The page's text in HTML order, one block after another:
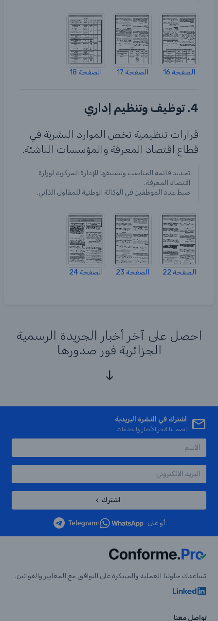
الصفحة 16 الصفحة 17 الصفحة 18
4. توظيف وتنظيم إداري
قرارات تنظيمية تخص الموارد البشرية في
قطاع اقتصاد المعرفة والمؤسسات الناشئة.
تحديد قائمة المناصب وتصنيفها للإدارة المركزية لوزارة
اقتصاد المعرفة.
ضبط عدد الموظفين في الوكالة الوطنية للمقاول الذاتي.
الصفحة 22 الصفحة 23 الصفحة 24
احصل على آخر أخبار الجريدة الرسمية
الجزائرية فور صدورها
اشترك في النشرة البريدية
انضم لنا لآخر الأخبار والخدمات.
اشترك
أو على •
تساعدك حلولنا العملية والمبتكرة على التوافق مع المعايير والقوانين.
تواصل معنا